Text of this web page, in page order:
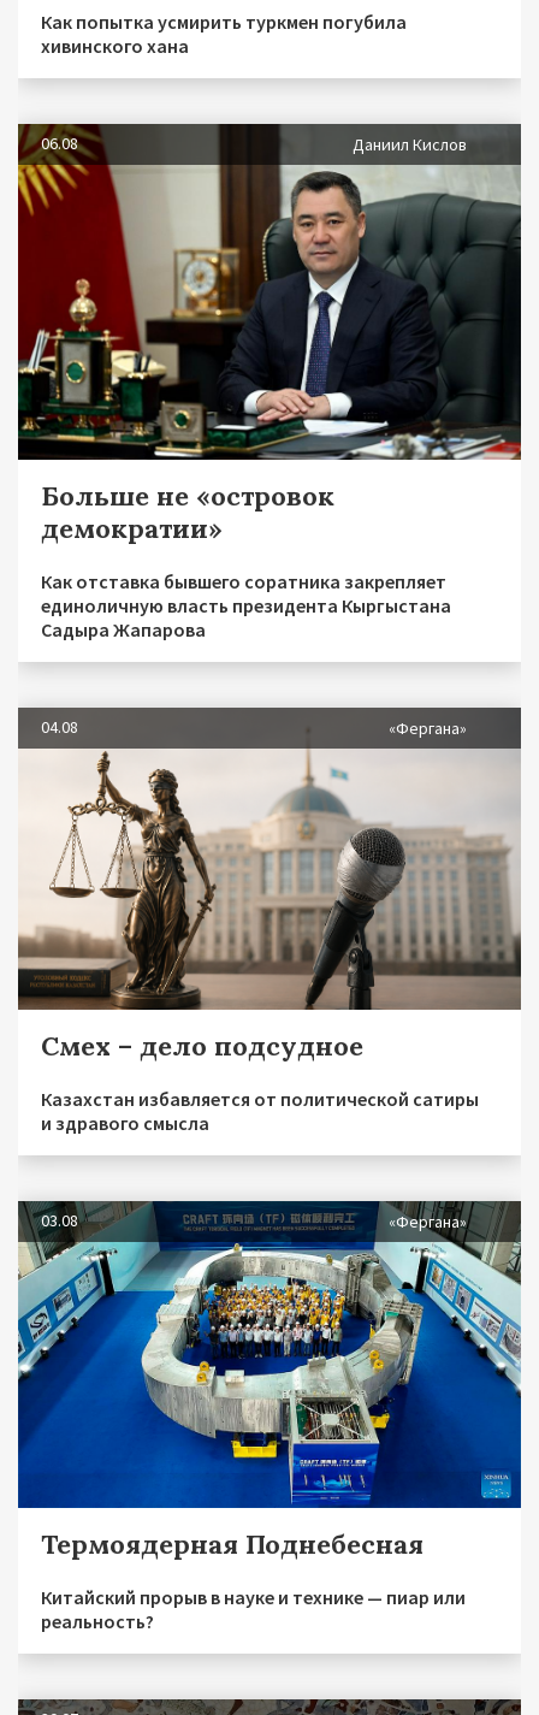
Как попытка усмирить туркмен погубила
хивинского хана
06.08 Даниил Кислов
Больше не «островок
демократии»
Как отставка бывшего соратника закрепляет
единоличную власть президента Кыргыстана
Садыра Жапарова
04.08 «Фергана»
Смех – дело подсудное
Казахстан избавляется от политической сатиры
и здравого смысла
03.08 «Фергана»
Термоядерная Поднебесная
Китайский прорыв в науке и технике — пиар или
реальность?